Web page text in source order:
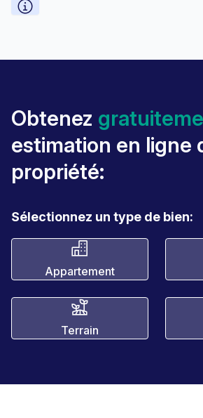
Obtenez
estimation en ligne
propriété:
Sélectionnez un type de bien:
Appartement
Terrain